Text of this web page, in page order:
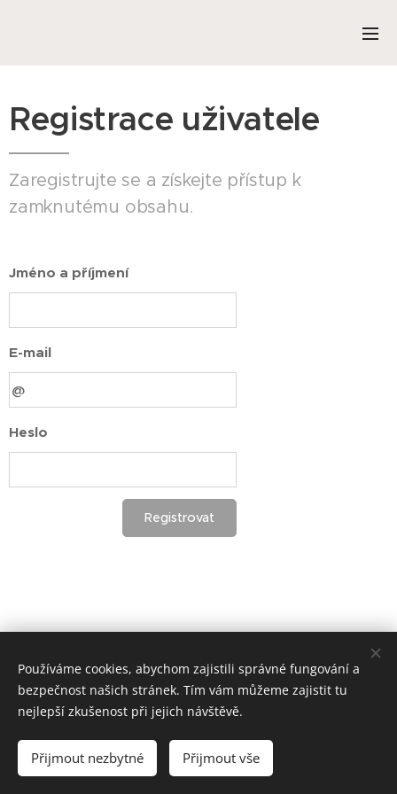
Registrace uživatele
Zaregistrujte se a získejte přístup k
zamknutému obsahu.
Jméno a příjmení
E-mail
Heslo
Registrovat
Vytvořeno službou Cookies
Používáme cookies, abychom zajistili správné fungování a
bezpečnost našich stránek. Tím vám můžeme zajistit tu
nejlepší zkušenost při jejich návštěvě.
Přijmout nezbytné Přijmout vše